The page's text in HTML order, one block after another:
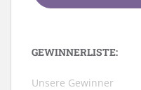
GEWINNERLISTE:
Unsere Gewinner